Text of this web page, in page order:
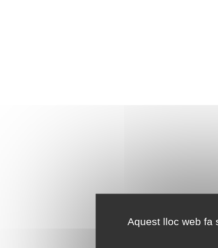
Aquest lloc web fa